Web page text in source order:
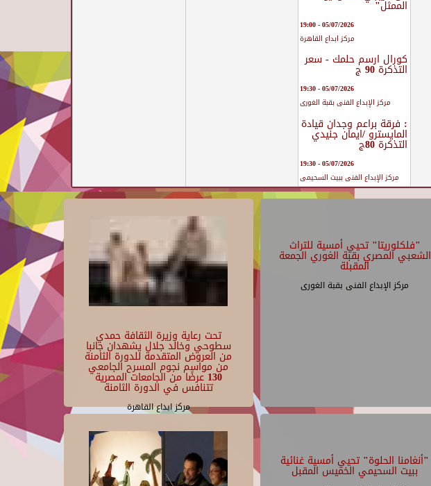
الممثل"
05/07/2026 - 19:00
مركز ابداع القاهرة
كورال ارسم حلمك - سعر
التذكرة 90 ج
05/07/2026 - 19:30
مركز الإبداع الفنى بقبة الغورى
: فرقة براعم وجدان قيادة
المايسترو /ايمان جنيدي
التذكرة 80ج
05/07/2026 - 19:30
مركز الإبداع الفنى ببيت السحيمى
تحت رعاية وزيرة الثقافة حمدي
سطوحي وخالد جلال يشهدان جانبا
من العروض المتقدمة للدورة الثامنة
من مواسم نجوم المسرح الجامعي
130 عرضًا من الجامعات المصرية
تتنافس في الدورة الثامنة
مركز ابداع القاهرة
"فلكلوريتا" تحيي أمسية للتراث
الشعبي المصري بقبة الغوري الجمعة
المقبلة
مركز الإبداع الفنى بقبة الغورى
"أنغامنا الحلوة" تحيي أمسية غنائية
ببيت السحيمي الخميس المقبل